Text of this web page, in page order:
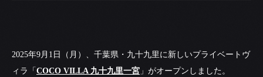
2025年9月1日（月）、千葉県・九十九里に新しいプライベートヴ
ィラ「 COCO VILLA 九十九里一宮 」がオープンしました。